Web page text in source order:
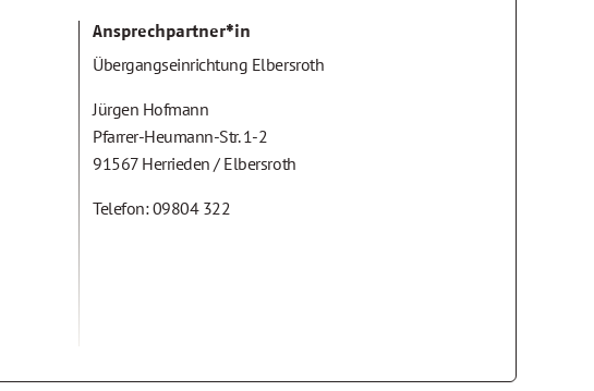
Ansprechpartner*in
Übergangseinrichtung Elbersroth
Jürgen Hofmann
Pfarrer-Heumann-Str. 1-2
91567 Herrieden / Elbersroth
Telefon: 09804 322